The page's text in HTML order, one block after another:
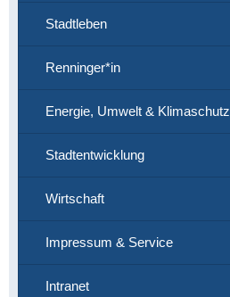
Stadtleben
Renninger*in
Energie, Umwelt & Klimaschutz
Stadtentwicklung
Wirtschaft
Impressum & Service
Intranet